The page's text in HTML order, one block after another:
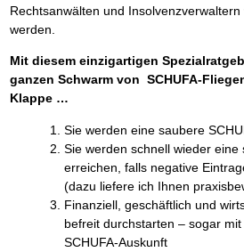
Rechtsanwälten und
werden.
Mit diesem einzigartigen
ganzen Schwarm von SCHUFA-
Klappe …
Sie werden eine saubere
Sie werden schnell wieder eine
erreichen, falls negative
(dazu liefere ich Ihnen
Finanziell, geschäftlich und
befreit durchstarten – sogar
SCHUFA-Auskunft